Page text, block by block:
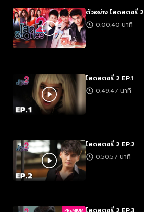
ตัวอย่าง โสดสตอรี่ 2
0:00:40 นาที
โสดสตอรี่ 2 EP.1
0:49:47 นาที
โสดสตอรี่ 2 EP.2
0:50:57 นาที
PREMIUM